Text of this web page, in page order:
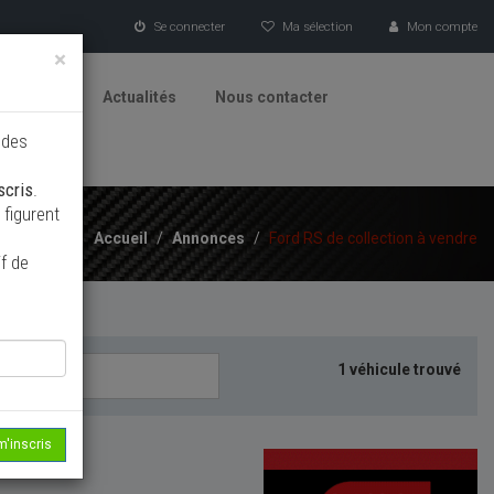
Se connecter Ma sélection Mon compte
Actualités Nous contacter
Accueil / Annonces / Ford RS de collection à vendre
1 véhicule trouvé
×
.
de